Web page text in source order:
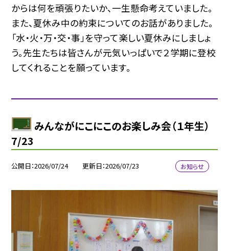
からは何を頑張りたいか、一生懸命考えていました。
また、夏休み中の約束についてのお話がありました。
「水・火・万・交・事」を守って楽しい夏休みにしましょ
う。先生たちは皆さんが元気いっぱいで２学期に登校
してくれることを願っています。
みんながにこにこのお楽しみ会（１年生）
7/23
公開日 2026/07/24 更新日 2026/07/23 お知らせ